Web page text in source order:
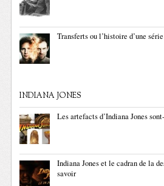
Transferts ou l’histoire d’une série
INDIANA JONES
Les artefacts d’Indiana Jones
Indiana Jones et le cadran de la
savoir